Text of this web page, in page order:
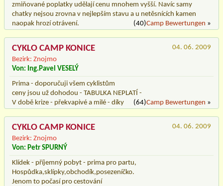
zmiňované poplatky udělají cenu mnohem vyšší. Navíc samy
chatky nejsou zrovna v nejlepším stavu a u netěsnících kamen
naopak hrozí otrávení.
(40)Camp Bewertungen »
CYKLO CAMP KONICE
Bezirk: Znojmo
04. 06. 2009
Von: Ing.Pavel VESELÝ
Prima - doporučuji všem cyklistům
ceny jsou už dohodou - TABULKA NEPLATÍ -
V době krize - překvapivé a milé - díky
(64)Camp Bewertungen »
CYKLO CAMP KONICE
Bezirk: Znojmo
04. 06. 2009
Von: Petr SPURNÝ
Klídek - příjemný pobyt - prima pro partu,
Hospůdka,sklípky,obchodík,posezeníčko.
Jenom to počasí pro cestování